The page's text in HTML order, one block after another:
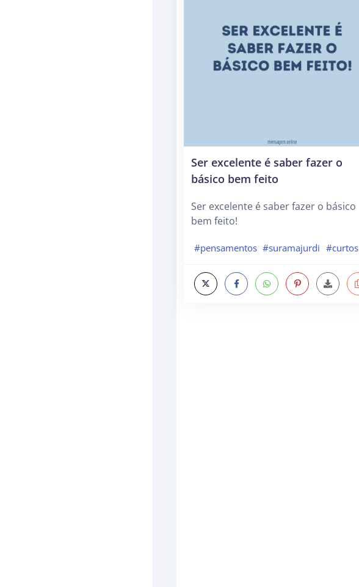
Ser excelente é saber fazer o
básico bem feito
Ser excelente é saber fazer o básico
bem feito!
#pensamentos #suramajurdi #curtos